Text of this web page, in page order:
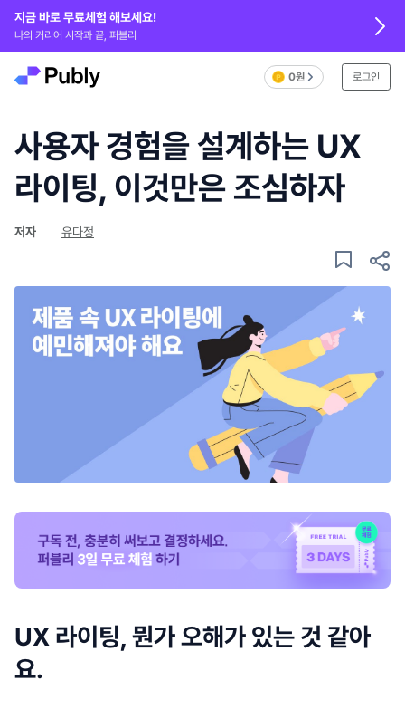
지금 바로 무료체험 해보세요!
나의 커리어 시작과 끝, 퍼블리
0원 로그인
사용자 경험을 설계하는 UX
라이팅, 이것만은 조심하자
저자 유다정
UX 라이팅, 뭔가 오해가 있는 것 같아
요.